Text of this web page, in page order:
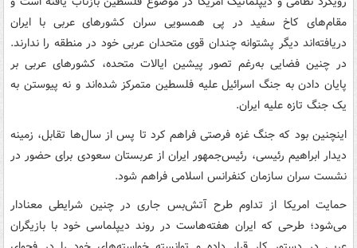
مقام‌های کاخ سفید در پی همسویی سران کشورهای عربی با ایران
دریافته‌اند دیگر پشتوانه چندان قوی متحدان عربی خود در منطقه را ندارند.
در چنین فضایی به‌رغم تصور پیشین ایالات متحده، کشورهای عربی بر
پایان دادن به جنگ اسرائیل علیه فلسطین متمرکز شده‌اند و نه پیوستن به
یک جنگ تازه علیه ایران.
اینچنین بود که جنگ غزه فرصتی فراهم کرد تا پس از سال‌ها تقابل، زمینه
دیدار ابراهیم رئیسی، رئیس‌جمهور ایران از عربستان سعودی برای حضور در
نشست سران سازمان کنفرانس اسلامی فراهم شود.
حمایت امریکا از تداوم طرح آتش‌بس جاری در چنین شرایطی معنادار
می‌شود؛ طرحی که ایران هفته‌هاست در روند دیپلماسی خود با بازیگران